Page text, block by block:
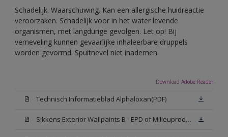
Schadelijk. Waarschuwing. Kan een allergische huidreactie
veroorzaken. Schadelijk voor in het water levende
organismen, met langdurige gevolgen. Let op! Bij
verneveling kunnen gevaarlijke inhaleerbare druppels
worden gevormd. Spuitnevel niet inademen.
Download Adobe Reader
Technisch Informatieblad Alphaloxan(PDF)
Sikkens Exterior Wallpaints B - EPD of Milieuproductverklaring